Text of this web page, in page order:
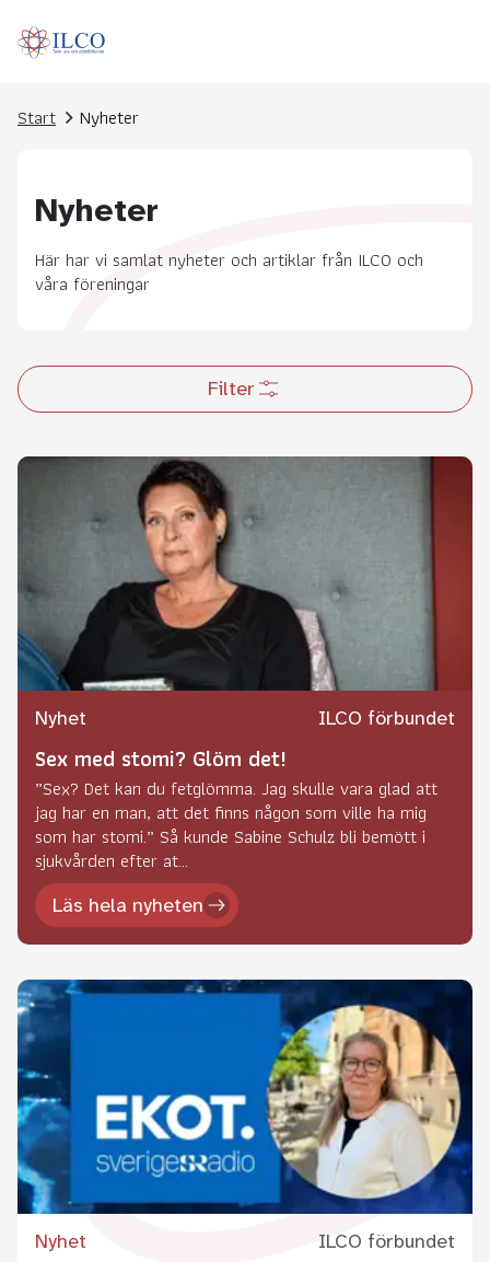
Start Nyheter
Nyheter
Här har vi samlat nyheter och artiklar från ILCO och
våra föreningar
Filter
Nyhet ILCO förbundet
Sex med stomi? Glöm det!
”Sex? Det kan du fetglömma. Jag skulle vara glad att
jag har en man, att det finns någon som ville ha mig
som har stomi.” Så kunde Sabine Schulz bli bemött i
sjukvården efter at...
Läs hela nyheten
Nyhet ILCO förbundet